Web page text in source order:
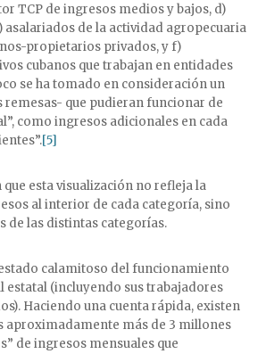
TCP de ingresos medios y bajos, d)
asalariados de la actividad agropecuaria
propietarios privados, y f)
cubanos que trabajan en entidades
se ha tomado en consideración un
que pudieran funcionar de
como ingresos adicionales en cada
[5]
esta visualización no refleja la
al interior de cada categoría, sino
de las distintas categorías.
calamitoso del funcionamiento
estatal (incluyendo sus trabajadores
Haciendo una cuenta rápida, existen
aproximadamente más de 3 millones
de ingresos mensuales que